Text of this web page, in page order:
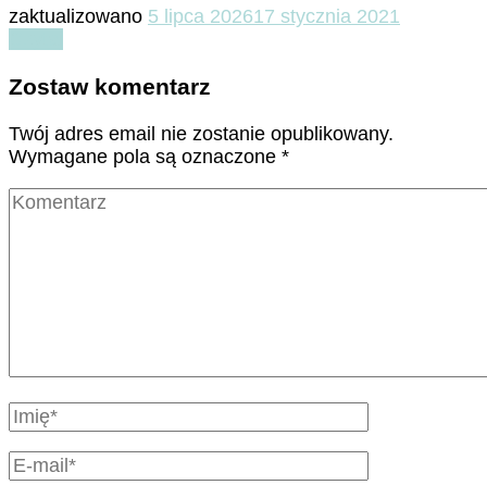
zaktualizowano 5 lipca 202617 stycznia 2021
Zostaw komentarz
Twój adres email nie zostanie opublikowany.
Wymagane pola są oznaczone *